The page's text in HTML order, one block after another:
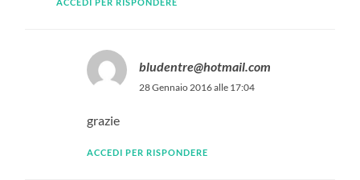
bludentre@hotmail.com
28 Gennaio 2016 alle 17:04
grazie
ACCEDI PER RISPONDERE